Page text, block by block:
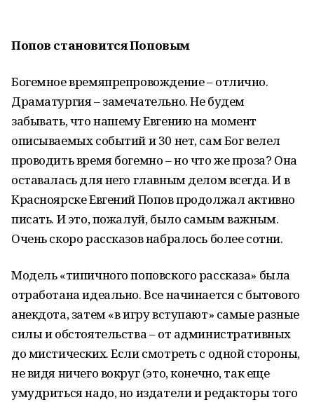
Попов становится Поповым
Богемное времяпрепровождение – отлично.
Драматургия – замечательно. Не будем
забывать, что нашему Евгению на момент
описываемых событий и 30 нет, сам Бог велел
проводить время богемно – но что же проза? Она
оставалась для него главным делом всегда. И в
Красноярске Евгений Попов продолжал активно
писать. И это, пожалуй, было самым важным.
Очень скоро рассказов набралось более сотни.
Модель «типичного поповского рассказа» была
отработана идеально. Все начинается с бытового
анекдота, затем «в игру вступают» самые разные
силы и обстоятельства – от административных
до мистических. Если смотреть с одной стороны,
не видя ничего вокруг (это, конечно, так еще
умудриться надо, но издатели и редакторы того